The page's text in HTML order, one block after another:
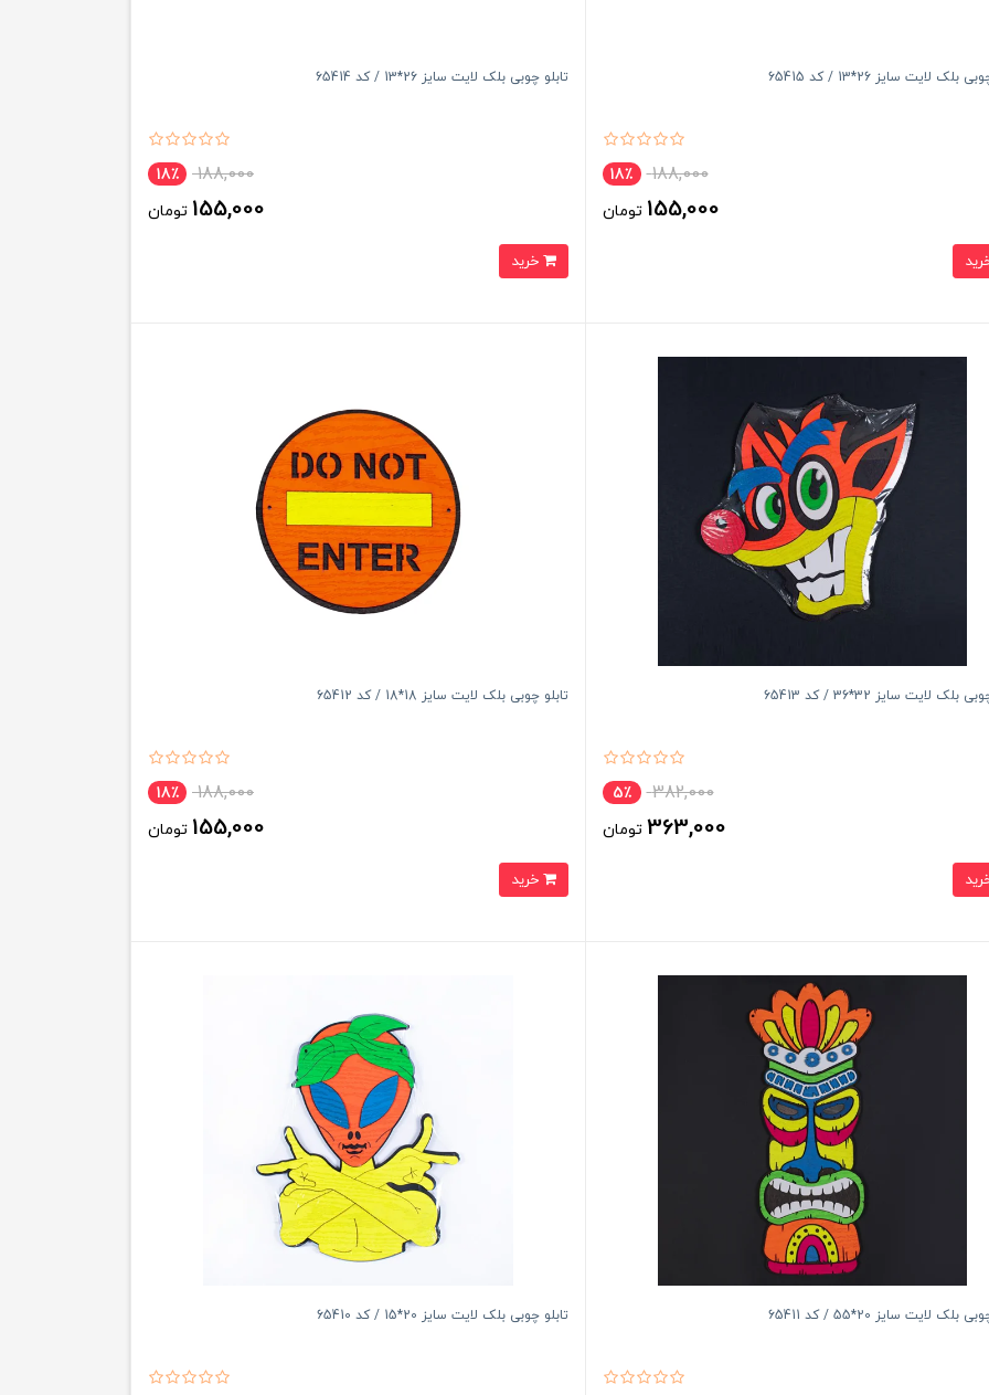
بلک لایت سایز 26*13 / کد 65415
188,000 18٪
155,000 تومان
تابلو چوبی بلک لایت سایز 26*13 / کد 65414
188,000 18٪
155,000 تومان
خرید
بلک لایت سایز 32*36 / کد 65413
382,000 5٪
363,000 تومان
تابلو چوبی بلک لایت سایز 18*18 / کد 65412
188,000 18٪
155,000 تومان
خرید
بلک لایت سایز 20*55 / کد 65411 تابلو چوبی بلک لایت سایز 20*15 / کد 65410